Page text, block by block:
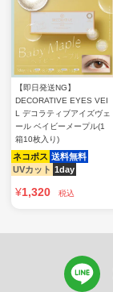
【即日発送NG】
DECORATIVE EYES VEI
L デコラティブアイズヴェ
ール ベイビーメープル(1
箱10枚入り)
ネコポス 送料無料
UVカット 1day
¥1,320 税込